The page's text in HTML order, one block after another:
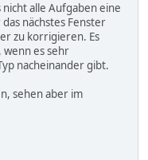
nicht alle Aufgaben eine
nächstes Fenster
zu korrigieren. Es
es sehr
nacheinander gibt.
sehen aber im